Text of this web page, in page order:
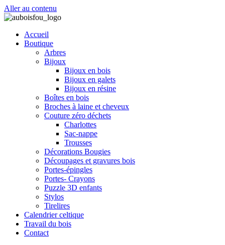
Aller au contenu
Accueil
Boutique
Arbres
Bijoux
Bijoux en bois
Bijoux en galets
Bijoux en résine
Boîtes en bois
Broches à laine et cheveux
Couture zéro déchets
Charlottes
Sac-nappe
Trousses
Décorations Bougies
Découpages et gravures bois
Portes-épingles
Portes- Crayons
Puzzle 3D enfants
Stylos
Tirelires
Calendrier celtique
Travail du bois
Contact